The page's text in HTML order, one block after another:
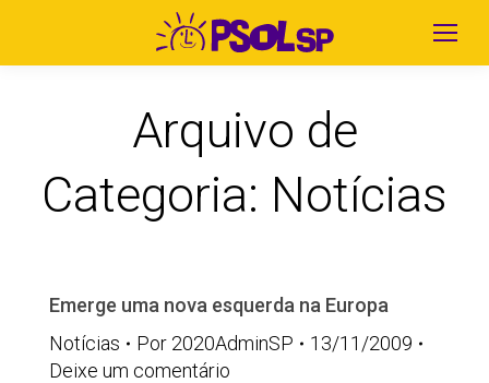
Arquivo de
Categoria: Notícias
Emerge uma nova esquerda na Europa
Notícias
Por 2020AdminSP
13/11/2009
Deixe um comentário